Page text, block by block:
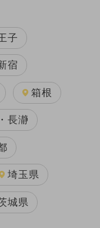
子
宿
箱根
長瀞
埼玉県
城県